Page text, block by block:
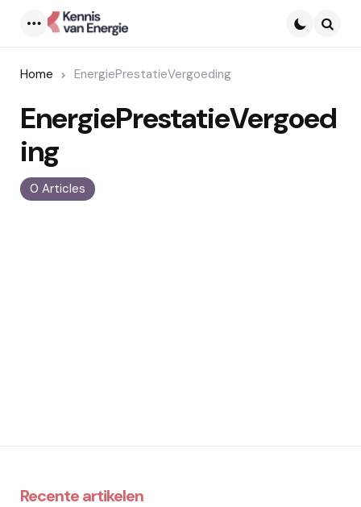
Home EnergiePrestatieVergoeding
0 Articles
EnergiePrestatieVergoed
ing
Recente artikelen